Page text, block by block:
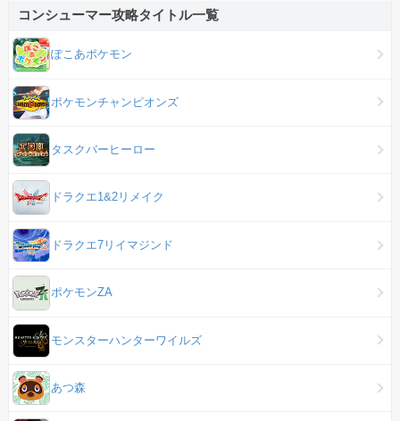
コンシューマー攻略タイトル一覧
ぽこあポケモン
ポケモンチャンピオンズ
タスクバーヒーロー
ドラクエ1&2リメイク
ドラクエ7リイマジンド
ポケモンZA
モンスターハンターワイルズ
あつ森